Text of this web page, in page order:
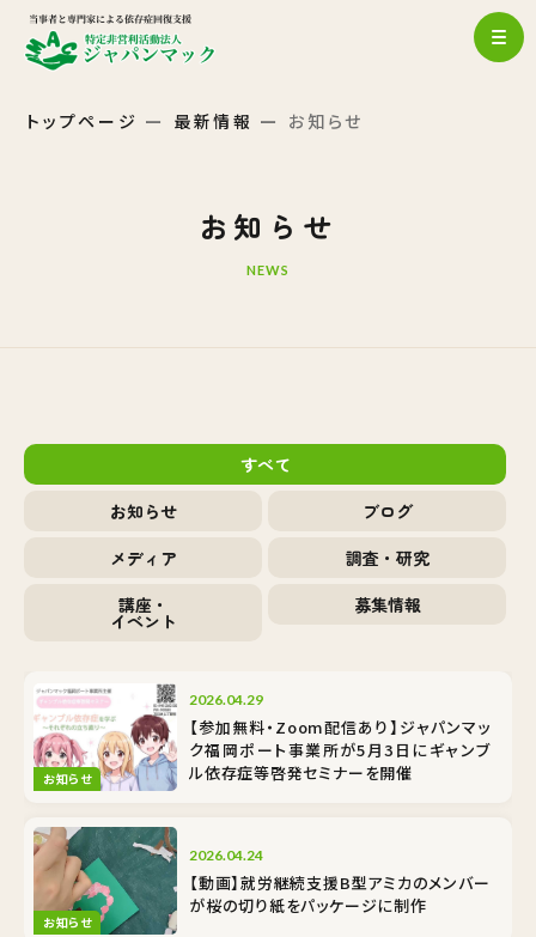
トップページ 最新情報 お知らせ
お知らせ
NEWS
すべて
お知らせ
ブログ
メディア
調査・研究
講座・
イベント
募集情報
お知らせ
2026.04.29
【参加無料・Zoom配信あり】ジャパンマッ
ク福岡ポート事業所が5月3日にギャンブ
ル依存症等啓発セミナーを開催
お知らせ
2026.04.24
【動画】就労継続支援B型アミカのメンバー
が桜の切り紙をパッケージに制作